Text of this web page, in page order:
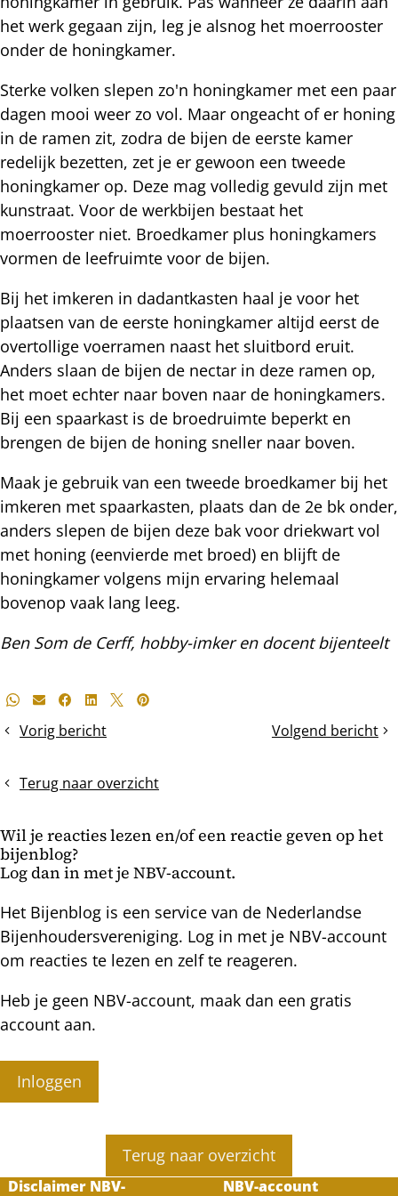
het werk gegaan zijn, leg je alsnog het moerrooster
onder de honingkamer.
Sterke volken slepen zo'n honingkamer met een paar
dagen mooi weer zo vol. Maar ongeacht of er honing
in de ramen zit, zodra de bijen de eerste kamer
redelijk bezetten, zet je er gewoon een tweede
honingkamer op. Deze mag volledig gevuld zijn met
kunstraat. Voor de werkbijen bestaat het
moerrooster niet. Broedkamer plus honingkamers
vormen de leefruimte voor de bijen.
Bij het imkeren in dadantkasten haal je voor het
plaatsen van de eerste honingkamer altijd eerst de
overtollige voerramen naast het sluitbord eruit.
Anders slaan de bijen de nectar in deze ramen op,
het moet echter naar boven naar de honingkamers.
Bij een spaarkast is de broedruimte beperkt en
brengen de bijen de honing sneller naar boven.
Maak je gebruik van een tweede broedkamer bij het
imkeren met spaarkasten, plaats dan de 2e bk onder,
anders slepen de bijen deze bak voor driekwart vol
met honing (eenvierde met broed) en blijft de
honingkamer volgens mijn ervaring helemaal
bovenop vaak lang leeg.
Ben Som de Cerff, hobby-imker en docent bijenteelt
Deel
bericht
Whatsapp
E-mailFacebook
LinkedIn
X Pinterest
Vorig bericht
Voorjaarscontrole
volk
Volgend bericht
Ruimte
Terug naar overzicht
Wil je reacties lezen en/of een reactie geven op het
bijenblog?
Log dan in met je NBV-account.
Het Bijenblog is een service van de Nederlandse
Bijenhoudersvereniging. Log in met je NBV-account
om reacties te lezen en zelf te reageren.
Heb je geen NBV-account, maak dan een gratis
account aan.
Inloggen
Terug naar overzicht
Disclaimer NBV-
NBV-account